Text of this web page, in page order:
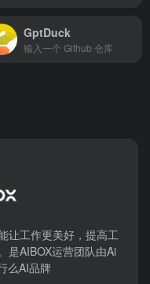
GptDuck
输入一个 Github 仓库
让工作更美好，提高工
是AIBOX运营团队由Ai
么AI品牌